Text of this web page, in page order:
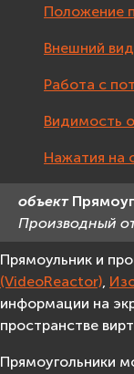
Положение
Внешний
Работа с
Видимость
Нажатия на
объект
Производный
Прямоульник и
(VideoReactor),
информации на
пространстве
Прямоугольники